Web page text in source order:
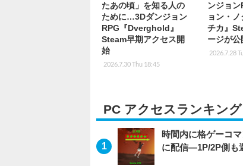
たあの頃」を知る人の
ために…3Dダンジョン
RPG『Dverghold』
Steam早期アクセス開
始
2026.7.30 Thu 18:45
ンジョ
ョン・
チカ』
ージが公
2026.7.28
PC アクセスランキング
時間内に格ゲーコ
に配信―1P/2P側も